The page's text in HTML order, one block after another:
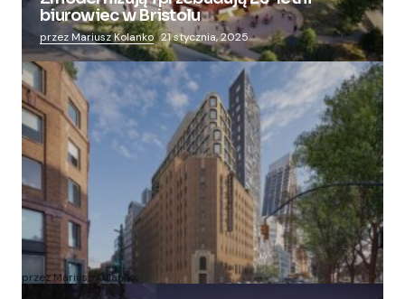
biurowiec w Bristolu
przez Mariusz Kolanko 21 stycznia, 2025
Zmieniają więzienie dla kobiet w nowoczesny
apartamentowiec
przez Mariusz Kolanko 20 lipca, 2024